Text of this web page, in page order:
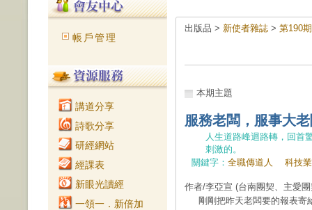
帳戶管理
講道分享
詩歌分享
研經網站
經課表
新眼光讀經
一領一．新倍加
出版品 > 新使者雜誌 > 第190
本期主題
服務老闆，服事大
人生道路峰迴路轉，回首
刺激的。
關鍵字： 全職傳道人 科技業
作者/李亞宣 (台南團契、主愛
剛剛把昨天老闆要的報表